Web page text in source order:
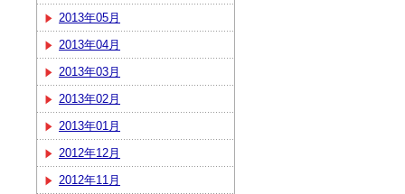
2013年05月
2013年04月
2013年03月
2013年02月
2013年01月
2012年12月
2012年11月